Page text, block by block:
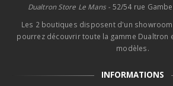
Dualtron Store Le Mans - 52/54 rue
Les 2 boutiques disposent d'un
pourrez découvrir toute la gamme Dualtron
modèles.
INFORMATIONS